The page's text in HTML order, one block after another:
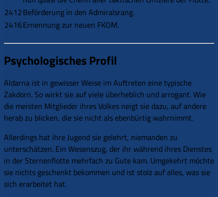
2412Beförderung in den Admiralsrang.
2416Ernennung zur neuen FKOM.
Psychologisches Profil
Aldarna ist in gewisser Weise im Auftreten eine typische
Zakdorn. So wirkt sie auf viele überheblich und arrogant. Wie
die meisten Mitglieder ihres Volkes neigt sie dazu, auf andere
herab zu blicken, die sie nicht als ebenbürtig wahrnimmt.
Allerdings hat ihre Jugend sie gelehrt, niemanden zu
unterschätzen. Ein Wesenszug, der ihr während ihres Dienstes
in der Sternenflotte mehrfach zu Gute kam. Umgekehrt möchte
sie nichts geschenkt bekommen und ist stolz auf alles, was sie
sich erarbeitet hat.